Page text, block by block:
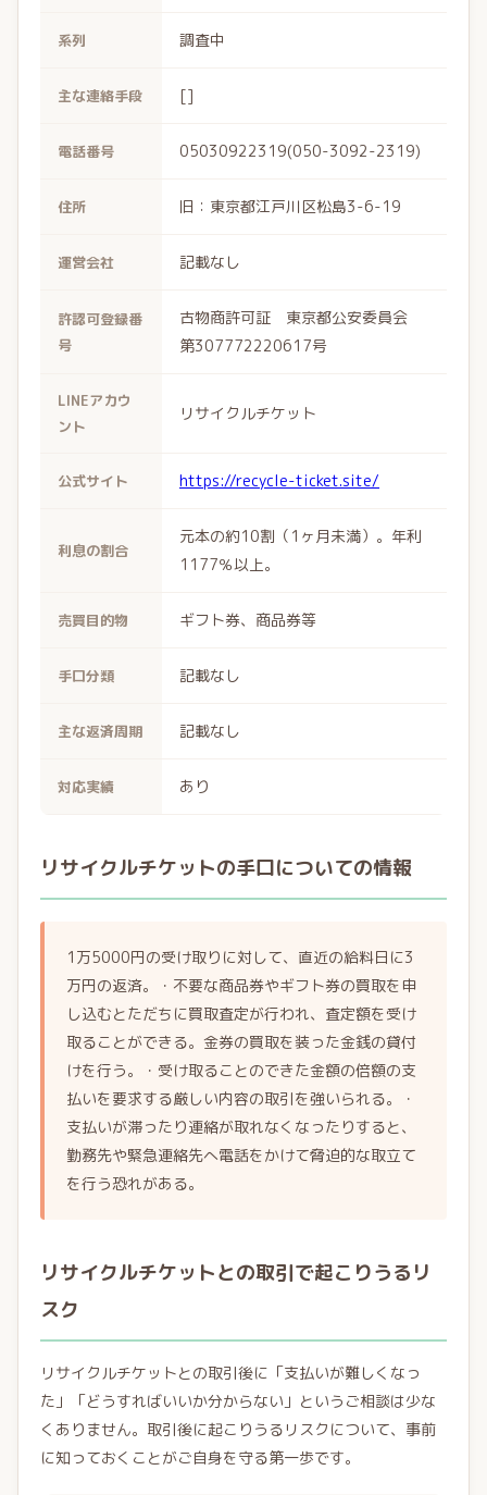
系列 調査中
主な連絡手段 []
電話番号 05030922319(050-3092-2319)
住所 旧：東京都江戸川区松島3-6-19
運営会社 記載なし
許認可登録番
号
古物商許可証 東京都公安委員会
第307772220617号
LINEアカウ
ント
リサイクルチケット
公式サイト https://recycle-ticket.site/
利息の割合
元本の約10割（1ヶ月未満）。年利
1177％以上。
売買目的物 ギフト券、商品券等
手口分類 記載なし
主な返済周期 記載なし
対応実績 あり
リサイクルチケットの手口についての情報
1万5000円の受け取りに対して、直近の給料日に3
万円の返済。・不要な商品券やギフト券の買取を申
し込むとただちに買取査定が行われ、査定額を受け
取ることができる。金券の買取を装った金銭の貸付
けを行う。・受け取ることのできた金額の倍額の支
払いを要求する厳しい内容の取引を強いられる。・
支払いが滞ったり連絡が取れなくなったりすると、
勤務先や緊急連絡先へ電話をかけて脅迫的な取立て
を行う恐れがある。
リサイクルチケットとの取引で起こりうるリ
スク
リサイクルチケットとの取引後に「支払いが難しくなっ
た」「どうすればいいか分からない」というご相談は少な
くありません。取引後に起こりうるリスクについて、事前
に知っておくことがご自身を守る第一歩です。